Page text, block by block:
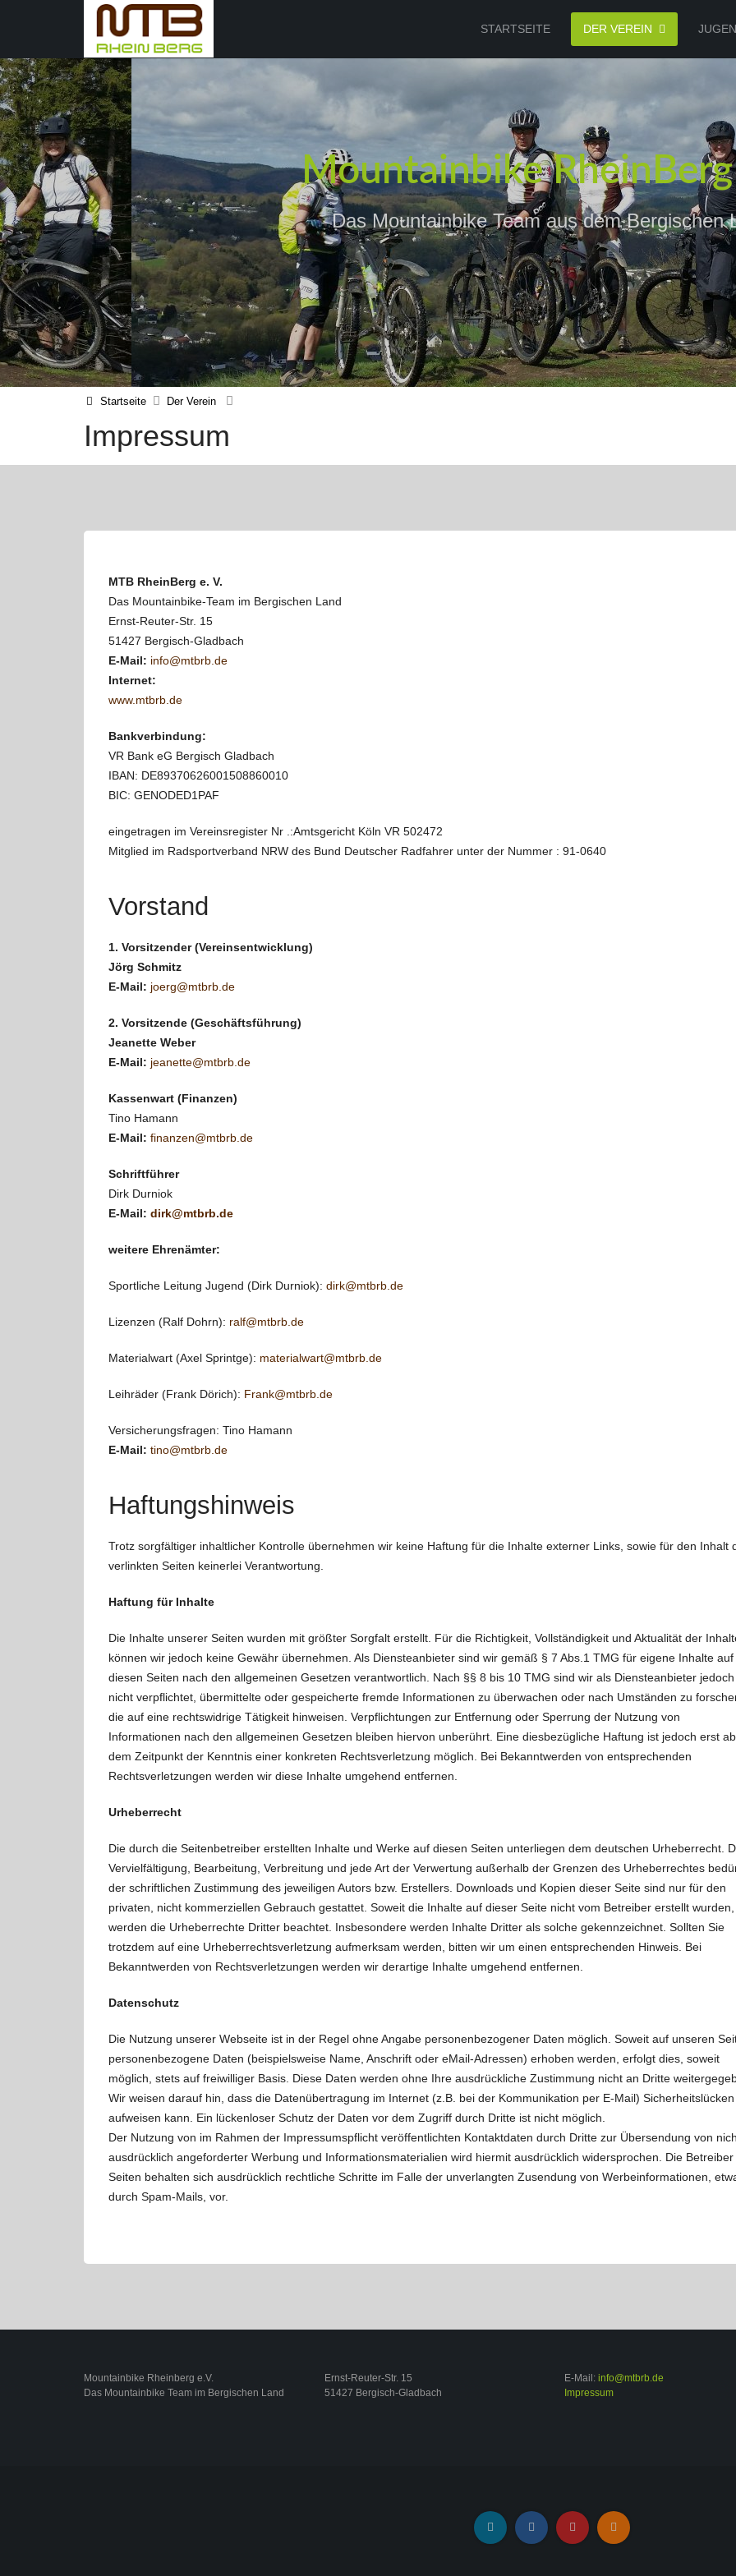
STARTSEITE DER VEREIN
Mountainbike RheinBerg
Das Mountainbike Team aus dem Bergischen
Startseite Der Verein
Impressum
MTB RheinBerg e. V.
Das Mountainbike-Team im Bergischen Land
Ernst-Reuter-Str. 15
51427 Bergisch-Gladbach
E-Mail: info@mtbrb.de
Internet:
www.mtbrb.de
Bankverbindung:
VR Bank eG Bergisch Gladbach
IBAN: DE89370626001508860010
BIC: GENODED1PAF
eingetragen im Vereinsregister Nr .:Amtsgericht Köln VR 502472
Mitglied im Radsportverband NRW des Bund Deutscher Radfahrer unter der Nummer : 91-0640
Vorstand
1. Vorsitzender (Vereinsentwicklung)
Jörg Schmitz
E-Mail: joerg@mtbrb.de
2. Vorsitzende (Geschäftsführung)
Jeanette Weber
E-Mail: jeanette@mtbrb.de
Kassenwart (Finanzen)
Tino Hamann
E-Mail: finanzen@mtbrb.de
Schriftführer
Dirk Durniok
E-Mail: dirk@mtbrb.de
weitere Ehrenämter:
Sportliche Leitung Jugend (Dirk Durniok): dirk@mtbrb.de
Lizenzen (Ralf Dohrn): ralf@mtbrb.de
Materialwart (Axel Sprintge): materialwart@mtbrb.de
Leihräder (Frank Dörich): Frank@mtbrb.de
Versicherungsfragen: Tino Hamann
E-Mail: tino@mtbrb.de
Haftungshinweis
Trotz sorgfältiger inhaltlicher Kontrolle übernehmen wir keine Haftung für die Inhalte externer Links, sowie für den Inhalt
verlinkten Seiten keinerlei Verantwortung.
Haftung für Inhalte
Die Inhalte unserer Seiten wurden mit größter Sorgfalt erstellt. Für die Richtigkeit, Vollständigkeit und Aktualität der
können wir jedoch keine Gewähr übernehmen. Als Diensteanbieter sind wir gemäß § 7 Abs.1 TMG für eigene Inhalte auf
diesen Seiten nach den allgemeinen Gesetzen verantwortlich. Nach §§ 8 bis 10 TMG sind wir als Diensteanbieter jedoch
nicht verpflichtet, übermittelte oder gespeicherte fremde Informationen zu überwachen oder nach Umständen zu
die auf eine rechtswidrige Tätigkeit hinweisen. Verpflichtungen zur Entfernung oder Sperrung der Nutzung von
Informationen nach den allgemeinen Gesetzen bleiben hiervon unberührt. Eine diesbezügliche Haftung ist jedoch erst ab
dem Zeitpunkt der Kenntnis einer konkreten Rechtsverletzung möglich. Bei Bekanntwerden von entsprechenden
Rechtsverletzungen werden wir diese Inhalte umgehend entfernen.
Urheberrecht
Die durch die Seitenbetreiber erstellten Inhalte und Werke auf diesen Seiten unterliegen dem deutschen Urheberrecht.
Vervielfältigung, Bearbeitung, Verbreitung und jede Art der Verwertung außerhalb der Grenzen des Urheberrechtes
der schriftlichen Zustimmung des jeweiligen Autors bzw. Erstellers. Downloads und Kopien dieser Seite sind nur für den
privaten, nicht kommerziellen Gebrauch gestattet. Soweit die Inhalte auf dieser Seite nicht vom Betreiber erstellt wurden,
werden die Urheberrechte Dritter beachtet. Insbesondere werden Inhalte Dritter als solche gekennzeichnet. Sollten Sie
trotzdem auf eine Urheberrechtsverletzung aufmerksam werden, bitten wir um einen entsprechenden Hinweis. Bei
Bekanntwerden von Rechtsverletzungen werden wir derartige Inhalte umgehend entfernen.
Datenschutz
Die Nutzung unserer Webseite ist in der Regel ohne Angabe personenbezogener Daten möglich. Soweit auf unseren
personenbezogene Daten (beispielsweise Name, Anschrift oder eMail-Adressen) erhoben werden, erfolgt dies, soweit
möglich, stets auf freiwilliger Basis. Diese Daten werden ohne Ihre ausdrückliche Zustimmung nicht an Dritte
Wir weisen darauf hin, dass die Datenübertragung im Internet (z.B. bei der Kommunikation per E-Mail) Sicherheitslücken
aufweisen kann. Ein lückenloser Schutz der Daten vor dem Zugriff durch Dritte ist nicht möglich.
Der Nutzung von im Rahmen der Impressumspflicht veröffentlichten Kontaktdaten durch Dritte zur Übersendung von
ausdrücklich angeforderter Werbung und Informationsmaterialien wird hiermit ausdrücklich widersprochen. Die
Seiten behalten sich ausdrücklich rechtliche Schritte im Falle der unverlangten Zusendung von Werbeinformationen,
durch Spam-Mails, vor.
Mountainbike Rheinberg e.V.
Das Mountainbike Team im Bergischen Land
Ernst-Reuter-Str. 15
51427 Bergisch-Gladbach
E-Mail: info@mtbrb.de
Impressum